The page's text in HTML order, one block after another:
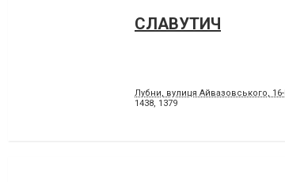
СЛАВУТИЧ
Лубни, вулиця Айвазовського,
1438, 1379